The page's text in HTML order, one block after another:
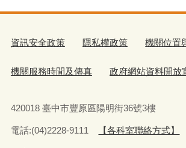
資訊安全政策 隱私權政策 機關位置
機關服務時間及傳真 政府網站資料開放
420018 臺中市豐原區陽明街36號3樓
電話:(04)2228-9111 【各科室聯絡方式】